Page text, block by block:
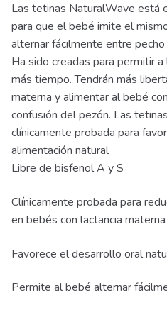
Las tetinas NaturalWave está
para que el bebé imite el
alternar fácilmente entre pecho
Ha sido creadas para permitir
más tiempo. Tendrán más
materna y alimentar al bebé
confusión del pezón. Las
clínicamente probada para
alimentación natural
Libre de bisfenol A y S
Clínicamente probada para
en bebés con lactancia
Favorece el desarrollo oral
Permite al bebé alternar